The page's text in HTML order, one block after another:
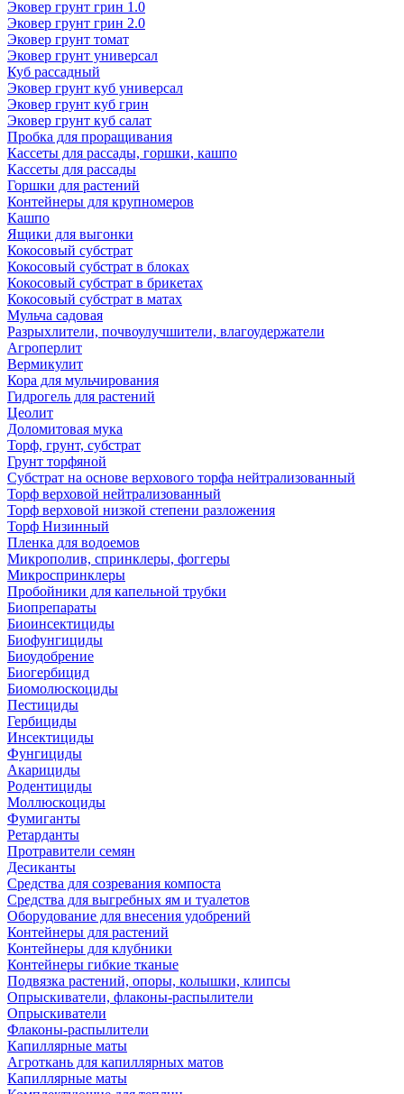
Эковер грунт грин 1.0
Эковер грунт грин 2.0
Эковер грунт томат
Эковер грунт универсал
Куб рассадный
Эковер грунт куб универсал
Эковер грунт куб грин
Эковер грунт куб салат
Пробка для проращивания
Кассеты для рассады, горшки, кашпо
Кассеты для рассады
Горшки для растений
Контейнеры для крупномеров
Кашпо
Ящики для выгонки
Кокосовый субстрат
Кокосовый субстрат в блоках
Кокосовый субстрат в брикетах
Кокосовый субстрат в матах
Мульча садовая
Разрыхлители, почвоулучшители, влагоудержатели
Агроперлит
Вермикулит
Кора для мульчирования
Гидрогель для растений
Цеолит
Доломитовая мука
Торф, грунт, субстрат
Грунт торфяной
Субстрат на основе верхового торфа нейтрализованный
Торф верховой нейтрализованный
Торф верховой низкой степени разложения
Торф Низинный
Пленка для водоемов
Микрополив, спринклеры, фоггеры
Микроспринклеры
Пробойники для капельной трубки
Биопрепараты
Биоинсектициды
Биофунгициды
Биоудобрение
Биогербицид
Биомолюскоциды
Пестициды
Гербициды
Инсектициды
Фунгициды
Акарициды
Родентициды
Моллюскоциды
Фумиганты
Ретарданты
Протравители семян
Десиканты
Средства для созревания компоста
Средства для выгребных ям и туалетов
Оборудование для внесения удобрений
Контейнеры для растений
Контейнеры для клубники
Контейнеры гибкие тканые
Подвязка растений, опоры, колышки, клипсы
Опрыскиватели, флаконы-распылители
Опрыскиватели
Флаконы-распылители
Капиллярные маты
Агроткань для капиллярных матов
Капиллярные маты